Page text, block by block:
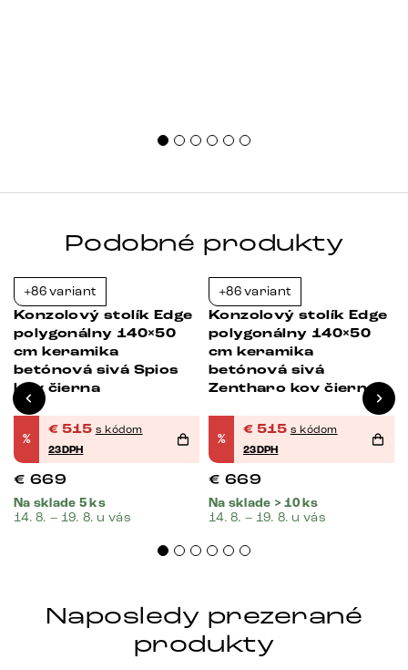
Podobné produkty
+86 variant
Konzolový stolík Edge
polygonálny 140×50
cm keramika
betónová sivá Spios
kov čierna
%
€ 515 s kódom
23DPH
€ 669
Na sklade 5 ks
14. 8. – 19. 8. u vás
+86 variant
Konzolový stolík Edge
polygonálny 140×50
cm keramika
betónová sivá
Zentharo kov čierna
%
€ 515 s kódom
23DPH
€ 669
Na sklade > 10 ks
14. 8. – 19. 8. u vás
Naposledy prezerané
produkty